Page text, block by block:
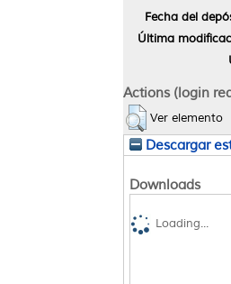
Fecha del
Última
Actions (login
Ver elemento
Descargar
Downloads
Loading...